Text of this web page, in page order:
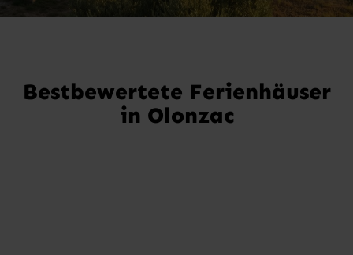
Bestbewertete Ferienhäuser
in Olonzac